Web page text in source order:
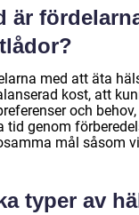
är
med att äta
kost, att
och
tid genom
mål såsom
typer av